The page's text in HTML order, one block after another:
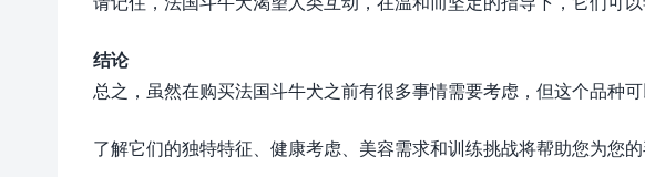
结论
总之，虽然在购买法国斗牛犬之前有很多事情需要考虑，但这个品种
了解它们的独特特征、健康考虑、美容需求和训练挑战将帮助您为您